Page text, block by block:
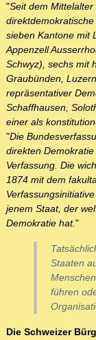
"Seit dem
sieben Kantone mit
Appenzell
Schwyz), sechs mit
Graubünden,
repräsentativer
Schaffhausen,
einer als
"Die
direkten
Verfassung. Die
1874 mit dem
jenem Staat, der
Demokratie hat."
Staaten
führen
Die Schweizer